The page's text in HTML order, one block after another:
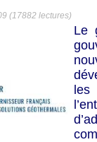
(17882 lectures)
Le